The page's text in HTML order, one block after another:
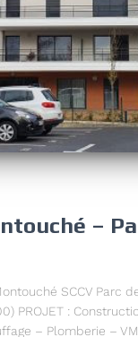
–
SCCV Parc
PROJET :
– Plomberie –